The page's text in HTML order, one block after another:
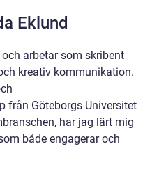
Eklund
arbetar som skribent
kreativ kommunikation.
från Göteborgs Universitet
har jag lärt mig
både engagerar och